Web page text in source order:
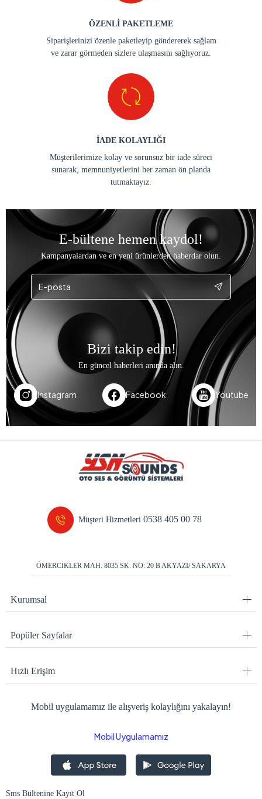
ÖZENLİ PAKETLEME
Siparişlerinizi özenle paketleyip göndererek sağlam
ve zarar görmeden sizlere ulaşmasını sağlıyoruz.
İADE KOLAYLIĞI
Müşterilerimize kolay ve sorunsuz bir iade süreci
sunarak, memnuniyetlerini her zaman ön planda
tutmaktayız.
E-bültene hemen kaydol!
Kampanyalardan ve en yeni ürünlerden haberdar olun.
Bizi takip edin!
En güncel haberleri anında alın.
Instagram Facebook Youtube
Müşteri Hizmetleri0538 405 00 78
ÖMERCİKLER MAH. 8035 SK. NO: 20 B AKYAZI/ SAKARYA
Kurumsal
Popüler Sayfalar
Hızlı Erişim
Mobil uygulamamız ile alışveriş kolaylığını yakalayın!
Mobil Uygulamamız
Sms Bültenine Kayıt Ol